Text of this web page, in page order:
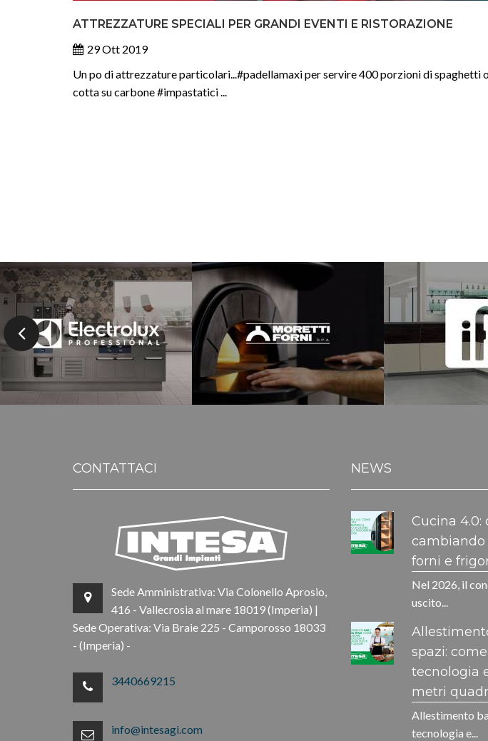
ATTREZZATURE SPECIALI PER GRANDI EVENTI E RISTORAZIONE
29 Ott 2019
Un po di attrezzature particolari...#padellamaxi per servire 400 porzioni di spaghetti
cotta su carbone #impastatici ...
CONTATTACI
Sede Amministrativa: Via Colonello Aprosio,
416 - Vallecrosia al mare 18019 (Imperia) |
Sede Operativa: Via Braie 225 - Camporosso 18033
- (Imperia) -
3440669215
info@intesagi.com
NEWS
Cucina 4.0:
forni e
Nel 2026, il
uscito...
spazi:
tecnologia
metri
Allestimento
tecnologia e...